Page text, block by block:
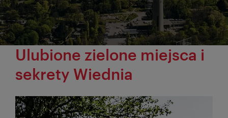
Ulubione zielone miejsca i
sekrety Wiednia